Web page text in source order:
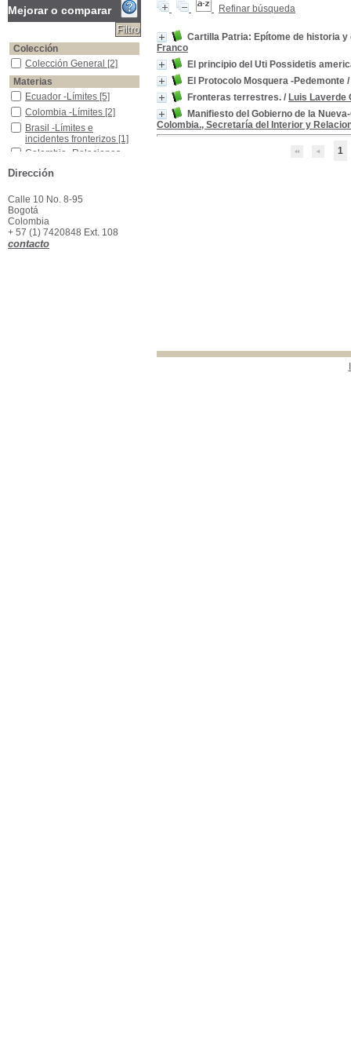
Refinar búsqueda
Cartilla Patria: Epítome de historia
Franco
El principio del Uti Possidetis
El Protocolo Mosquera -Pedemonte /
Fronteras terrestres. / Luis Laverde
Manifiesto del Gobierno de la
Colombia., Secretaría del Interior y
1
Mejorar o comparar
Colección
Colección General
Colección General [2]
Materias
Ecuador -Límites
Ecuador -Límites [5]
Colombia -Límites
Colombia -Límites [2]
Brasil -Límites e incidentes fronterizos
Brasil -Límites e
incidentes fronterizos [1]
Colombia -Relaciones Exteriores
Colombia -Relaciones
Colombia -Tratados Límites Fronteras
Colombia -Tratados
Derecho Internacional Público
Derecho Internacional
Público
Ecuador -Relaciones Exteriores-Perú
Ecuador -Relaciones
Exteriores-Perú
Dirección
Calle 10 No. 8-95
Bogotá
Colombia
+ 57 (1) 7420848 Ext. 108
contacto